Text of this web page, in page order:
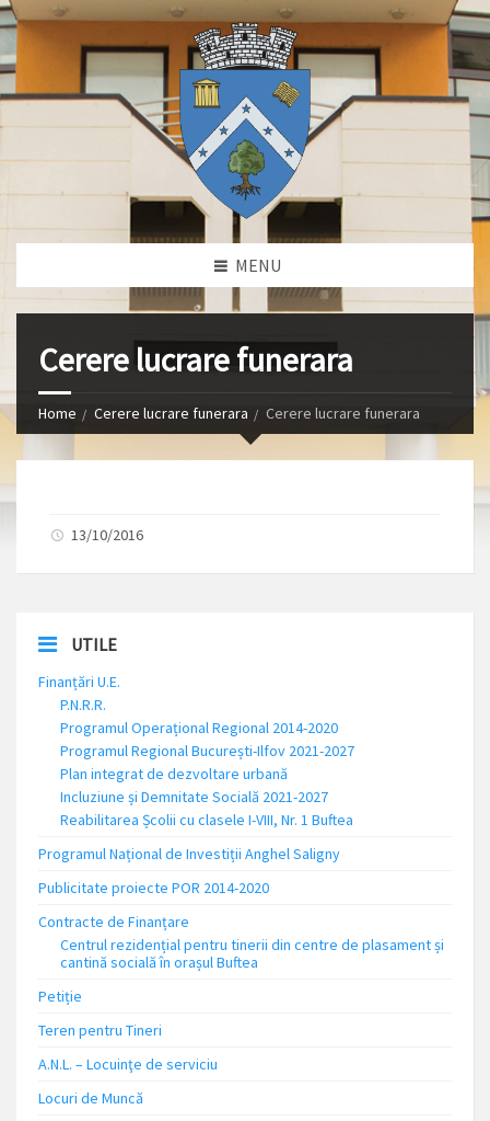
MENU
Cerere lucrare funerara
Home Cerere lucrare funerara Cerere lucrare funerara
13/10/2016
UTILE
Finanțări U.E.
P.N.R.R.
Programul Operațional Regional 2014-2020
Programul Regional București-Ilfov 2021-2027
Plan integrat de dezvoltare urbană
Incluziune și Demnitate Socială 2021-2027
Reabilitarea Școlii cu clasele I-VIII, Nr. 1 Buftea
Programul Național de Investiții Anghel Saligny
Publicitate proiecte POR 2014-2020
Contracte de Finanțare
Centrul rezidențial pentru tinerii din centre de plasament și
cantină socială în orașul Buftea
Petiție
Teren pentru Tineri
A.N.L. – Locuinţe de serviciu
Locuri de Muncă